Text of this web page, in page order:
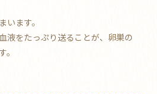
います。
液をたっぷり送ることが、卵巣の